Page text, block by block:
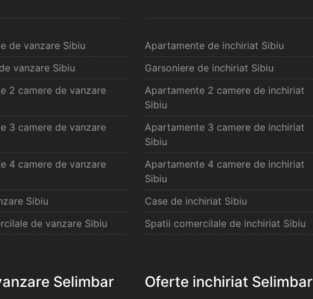
de vanzare Sibiu
vanzare Sibiu
2 camere de vanzare
3 camere de vanzare
4 camere de vanzare
Sibiu
de vanzare Sibiu
Selimbar
Apartamente de inchiriat Sibiu
Garsoniere de inchiriat Sibiu
Apartamente 2 camere de inchiriat
Sibiu
Apartamente 3 camere de inchiriat
Sibiu
Apartamente 4 camere de inchiriat
Sibiu
Case de inchiriat Sibiu
Spatii comercilale de inchiriat Sibiu
Oferte inchiriat Selimbar